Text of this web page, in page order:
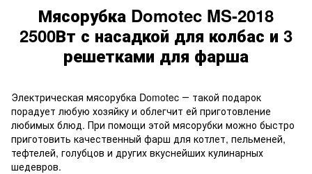
Мясорубка Domotec MS-2018
2500Вт с насадкой для колбас и 3
решетками для фарша
Электрическая мясорубка Domotec ― такой подарок
порадует любую хозяйку и облегчит ей приготовление
любимых блюд. При помощи этой мясорубки можно быстро
приготовить качественный фарш для котлет, пельменей,
тефтелей, голубцов и других вкуснейших кулинарных
шедевров.